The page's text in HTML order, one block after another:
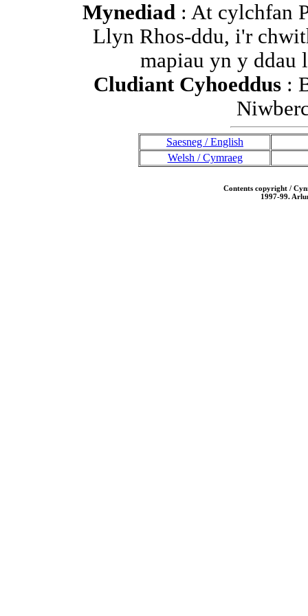
Mynediad: At cylchfan
Llyn Rhos-ddu, i'r
mapiau yn y ddau
Cludiant Cyhoeddus:
Saesneg / English
Welsh / Cymraeg
Contents copyright /
1997-99.